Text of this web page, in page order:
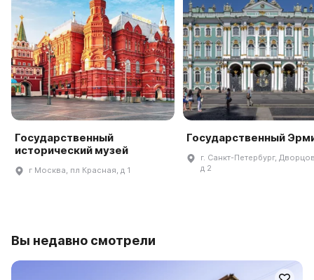
Государственный
исторический музей
г Москва, пл Красная, д 1
Государственный
г. Санкт-Петербург,
д 2
Вы недавно смотрели